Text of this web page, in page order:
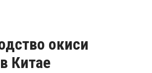
окиси
Китае